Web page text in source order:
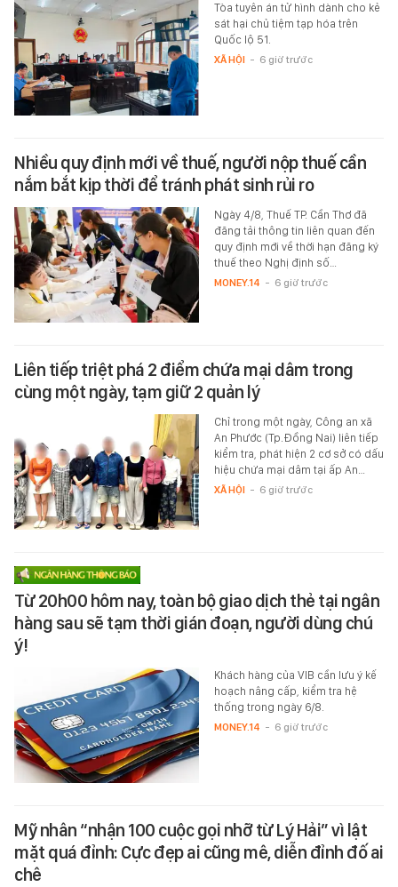
Tòa tuyên án tử hình dành cho kẻ
sát hại chủ tiệm tạp hóa trên
Quốc lộ 51.
XÃ HỘI - 6 giờ trước
Nhiều quy định mới về thuế, người nộp thuế cần
nắm bắt kịp thời để tránh phát sinh rủi ro
Ngày 4/8, Thuế TP. Cần Thơ đã
đăng tải thông tin liên quan đến
quy định mới về thời hạn đăng ký
thuế theo Nghị định số…
MONEY.14 - 6 giờ trước
Liên tiếp triệt phá 2 điểm chứa mại dâm trong
cùng một ngày, tạm giữ 2 quản lý
Chỉ trong một ngày, Công an xã
An Phước (Tp.Đồng Nai) liên tiếp
kiểm tra, phát hiện 2 cơ sở có dấu
hiệu chứa mại dâm tại ấp An…
XÃ HỘI - 6 giờ trước
Từ 20h00 hôm nay, toàn bộ giao dịch thẻ tại ngân
hàng sau sẽ tạm thời gián đoạn, người dùng chú
ý!
Khách hàng của VIB cần lưu ý kế
hoạch nâng cấp, kiểm tra hệ
thống trong ngày 6/8.
MONEY.14 - 6 giờ trước
Mỹ nhân “nhận 100 cuộc gọi nhỡ từ Lý Hải” vì lật
mặt quá đỉnh: Cực đẹp ai cũng mê, diễn đỉnh đố ai
chê